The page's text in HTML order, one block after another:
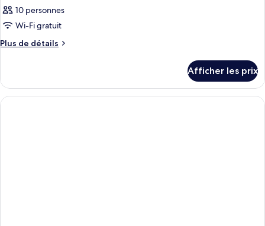
10 personnes
Wi-Fi gratuit
Plus de détails
Plus
Chambre
Afficher les prix